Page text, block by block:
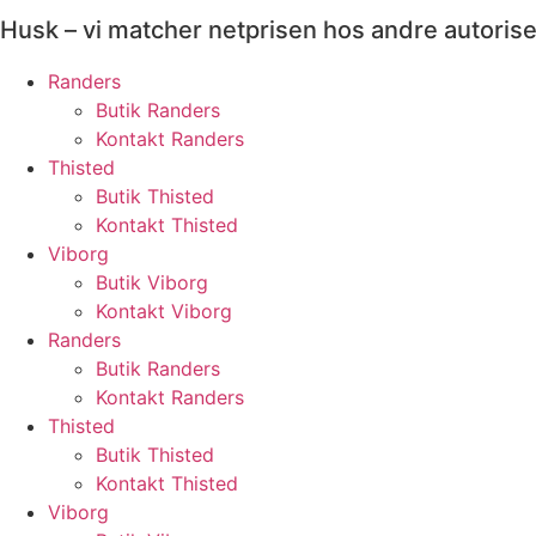
Husk – vi matcher netprisen hos andre
Randers
Butik Randers
Kontakt Randers
Thisted
Butik Thisted
Kontakt Thisted
Viborg
Butik Viborg
Kontakt Viborg
Randers
Butik Randers
Kontakt Randers
Thisted
Butik Thisted
Kontakt Thisted
Viborg